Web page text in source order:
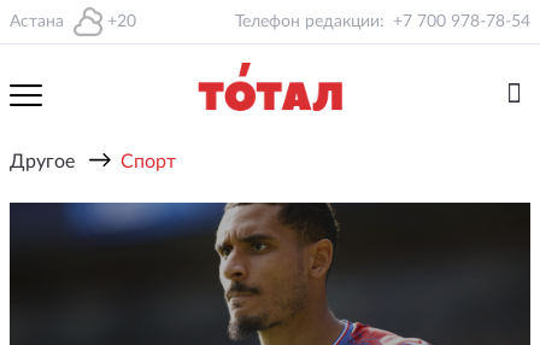
Астана +20 Телефон редакции: +7 700 978-78-54
Другое → Спорт